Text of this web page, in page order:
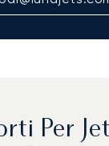
Per